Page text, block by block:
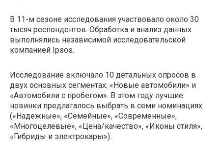
В 11-м сезоне исследования участвовало около 30
тысяч респондентов. Обработка и анализ данных
выполнялись независимой исследовательской
компанией Ipsos.
Исследование включало 10 детальных опросов в
двух основных сегментах: «Новые автомобили» и
«Автомобили с пробегом». В этом году лучшие
новинки предлагалось выбрать в семи номинациях
(«Надежные», «Семейные», «Современные»,
«Многоцелевые», «Цена/качество», «Иконы стиля»,
«Гибриды и электрокары»).